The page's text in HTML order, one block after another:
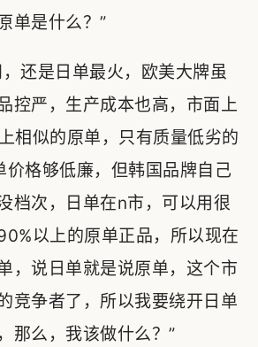
单是什么？”
还是日单最火，欧美大牌虽
控严，生产成本也高，市面上
相似的原单，只有质量低劣的
价格够低廉，但韩国品牌自己
档次，日单在n市，可以用很
以上的原单正品，所以现在
，说日单就是说原单，这个市
竞争者了，所以我要绕开日单
那么，我该做什么？”